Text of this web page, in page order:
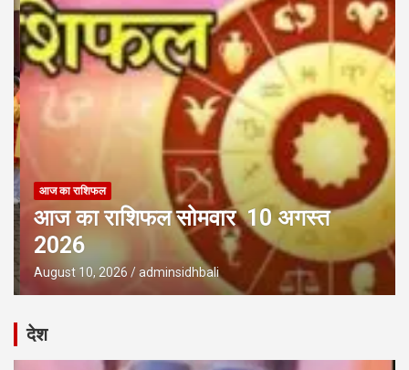
आज का राशिफल
आज का राशिफल सोमवार 10 अगस्त
2026
August 10, 2026 adminsidhbali
देश